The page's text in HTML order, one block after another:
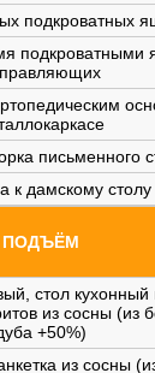
подкроватных
подкроватными
письменного
к дамскому
ПОДЪЁМ
стол
из сосны (из
+50%)
из сосны